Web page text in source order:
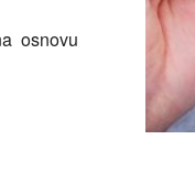
osnovu